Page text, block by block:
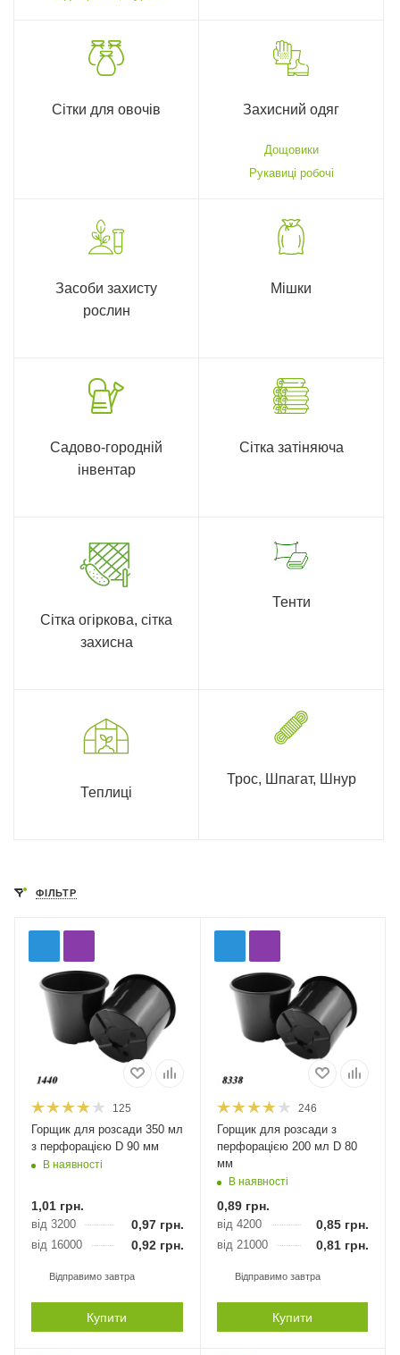
Сітки для овочів Захисний одяг
Дощовики
Рукавиці робочі
Засоби захисту
рослин
Мішки
Садово-городній
інвентар
Сітка затіняюча
Сітка огіркова, сітка
захисна
Тенти
Теплиці
Трос, Шпагат, Шнур
ФІЛЬТР
125
Горщик для розсади 350 мл
з перфорацією D 90 мм
В наявності
1,01 грн.
від 3200 0,97грн.
від 16000 0,92грн.
Відправимо завтра
Купити
246
Горщик для розсади з
перфорацією 200 мл D 80
мм
В наявності
0,89грн.
від 4200 0,85 грн.
від 21000 0,81 грн.
Відправимо завтра
Купити